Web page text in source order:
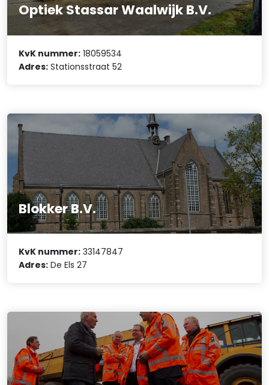
Optiek Stassar Waalwijk B.V.
KvK nummer: 18059534
Adres: Stationsstraat 52
Blokker B.V.
KvK nummer: 33147847
Adres: De Els 27